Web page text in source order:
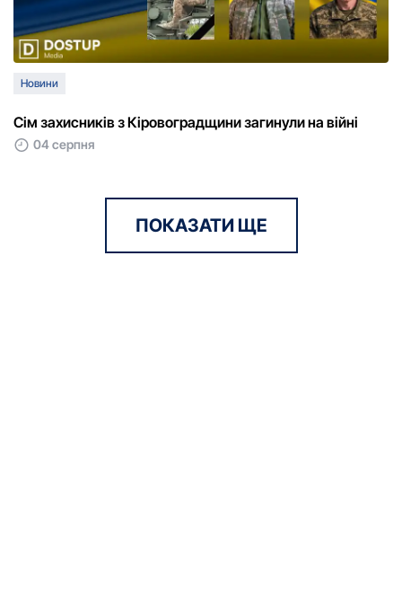
Новини
Сім захисників з Кіровоградщини загинули на війні
04 серпня
ПОКАЗАТИ ЩЕ